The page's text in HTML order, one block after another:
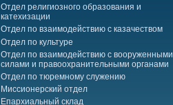
Отдел религиозного образования и
катехизации
Отдел по взаимодействию с казачеством
Отдел по культуре
Отдел по взаимодействию с вооруженными
силами и правоохранительными органами
Отдел по тюремному служению
Миссионерский отдел
Епархиальный склад